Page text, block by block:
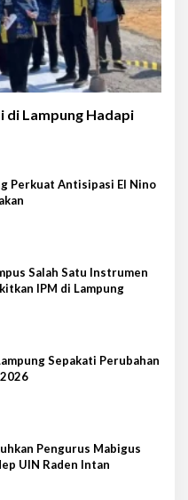
di Lampung Hadapi
Perkuat Antisipasi El Nino
Salah Satu Instrumen
IPM di Lampung
Sepakati Perubahan
2026
Pengurus Mabigus
UIN Raden Intan